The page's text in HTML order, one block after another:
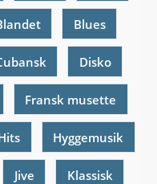
Blues
Disko
Fransk musette
Hyggemusik
Jive Klassisk